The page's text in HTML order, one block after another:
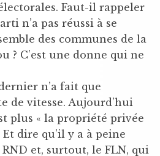
Faut-il rappeler
n’a pas réussi à se
des communes de la
? C’est une donne qui ne
n’a fait que
de vitesse. Aujourd’hui
plus « la propriété privée
Et dire qu’il y a à peine
et, surtout, le FLN, qui